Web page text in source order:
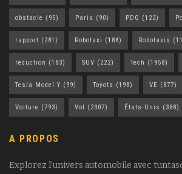
obstacle (95) Paris (90) PDG (122)
rapport (281) Robotaxi (188) Robotaxis
réduction (183) SUV (222) Tech (1958)
Tesla Model Y (99) Toyota (198) VE (877)
Voiture (793) Vol (2307) États-Unis (388)
A PROPOS
Explorez l’univers automobile avec